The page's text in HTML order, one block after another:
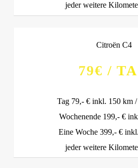
jeder weitere
Citroën C4
79€ /
Tag 79,- € inkl. 150 km
Wochenende 199,- €
Eine Woche 399,- €
jeder weitere